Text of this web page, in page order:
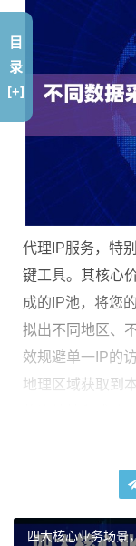
代理IP服务，特
键工具。其核心
成的IP池，将您
拟出不同地区、
效规避单一IP的
地理区域获取到
的连续性和成功
据采集场景的方
四大核心业务场景
目
录
[+]